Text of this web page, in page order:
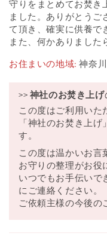
守りをまとめてお焚き
ました。ありがとうご
て頂き、確実に供養で
また、何かありました
お住まいの地域: 神奈
>> 神社のお焚き上げ
この度はご利用いた
「神社のお焚き上
す。
この度は温かいお言
お守りの整理がお役
いつでもお手伝いで
にご連絡ください。
ご依頼主様の今後の